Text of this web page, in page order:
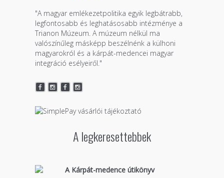
"A magyar emlékezetpolitika egyik legbátrabb,
legfontosabb és leghatásosabb intézménye a
Trianon Múzeum. A múzeum nélkül ma
valószínűleg másképp beszélnénk a külhoni
magyarokról és a kárpát-medencei magyar
integráció esélyeiről."
A legkeresettebbek
A Kárpát-medence útikönyv